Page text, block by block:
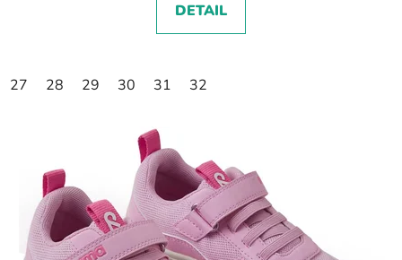
DETAIL
27 28 29 30 31 32